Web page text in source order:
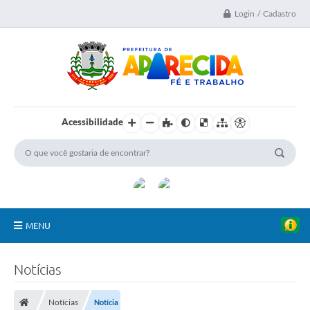
Login / Cadastro
Acessibilidade
MENU
Notícias
Notícias Notícia